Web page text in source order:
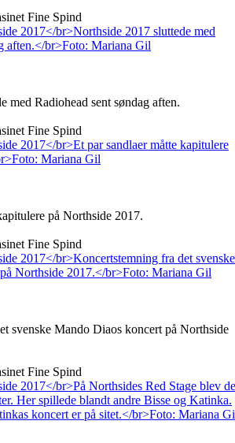
Fine Spind
med Radiohead sent søndag aften.
Fine Spind
på Northside 2017.
Fine Spind
svenske Mando Diaos koncert på Northside
Fine Spind